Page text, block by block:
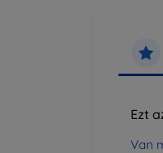
Ezt
Van